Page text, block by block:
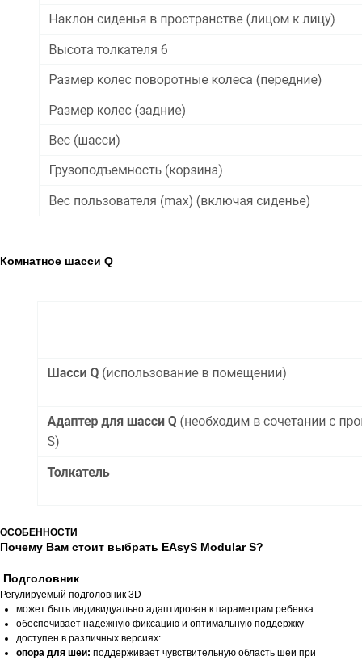
Комнатное шасси Q
ОСОБЕННОСТИ
Почему Вам стоит выбрать EAsyS Modular S?
Подголовник
Регулируемый подголовник 3D
может быть индивидуально адаптирован к параметрам ребенка
обеспечивает надежную фиксацию и оптимальную поддержку
доступен в различных версиях:
опора для шеи: поддерживает чувствительную область шеи при